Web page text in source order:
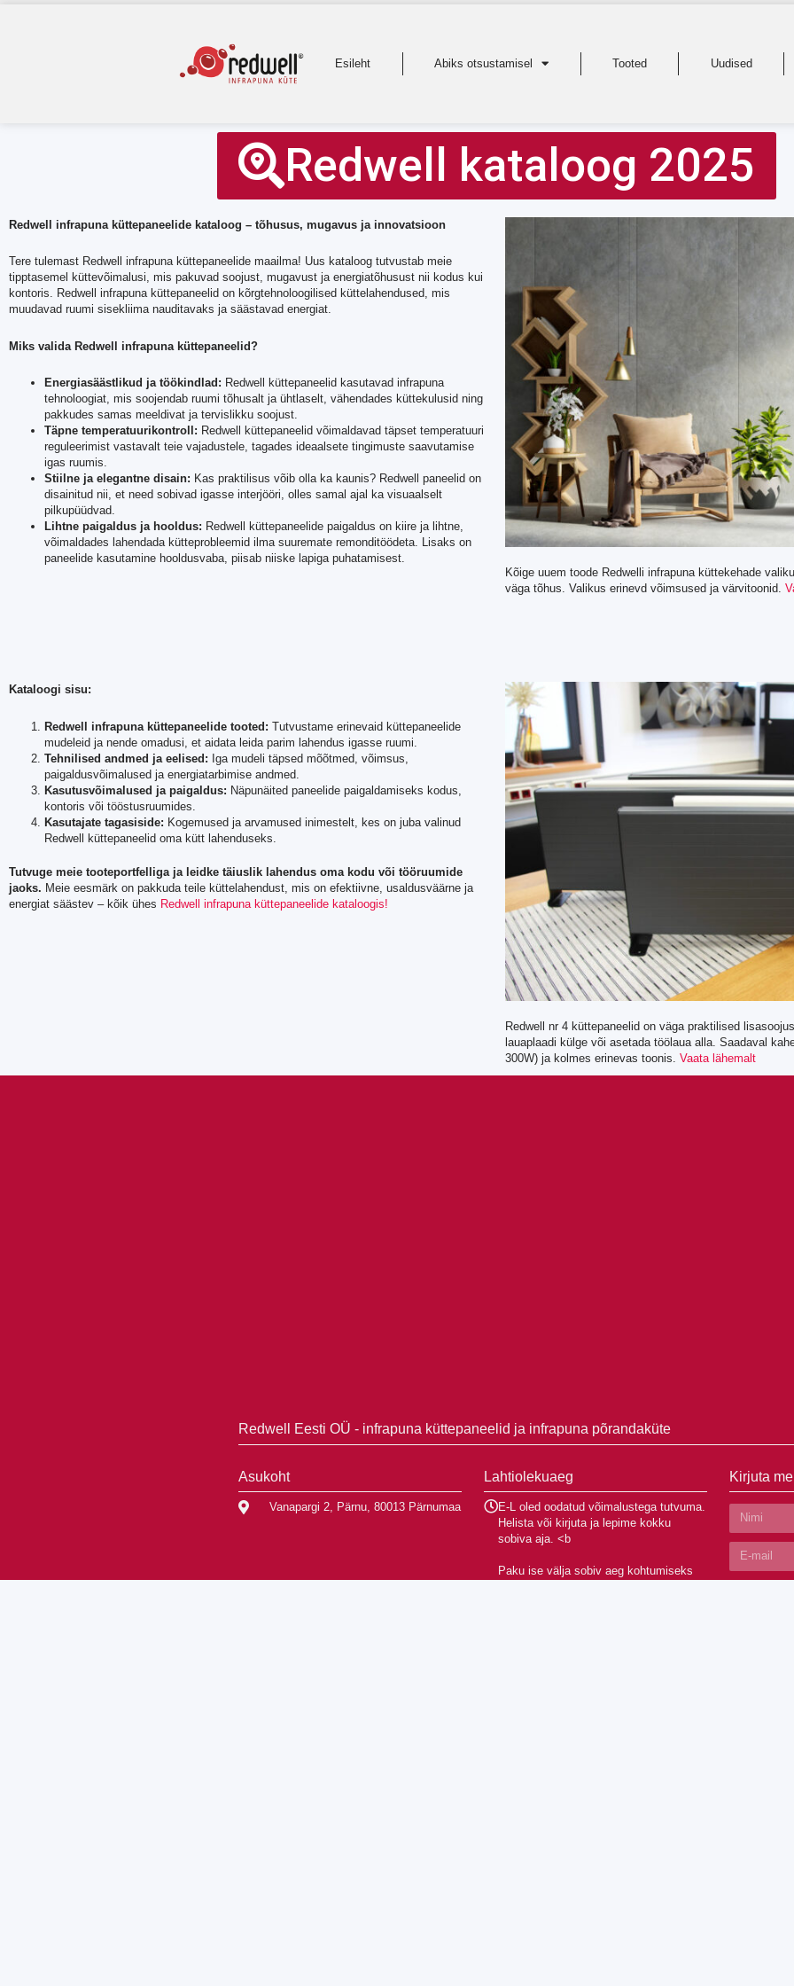
Esileht
Abiks otsustamisel Tooted Uudised
Redwell kataloog 2025
Redwell infrapuna küttepaneelide kataloog – tõhusus, mugavus ja innovatsioon
Tere tulemast Redwell infrapuna küttepaneelide maailma! Uus kataloog tutvustab meie
tipptasemel küttevõimalusi, mis pakuvad soojust, mugavust ja energiatõhusust nii kodus kui
kontoris. Redwell infrapuna küttepaneelid on kõrgtehnoloogilised küttelahendused, mis
muudavad ruumi sisekliima nauditavaks ja säästavad energiat.
Miks valida Redwell infrapuna küttepaneelid?
Energiasäästlikud ja töökindlad: Redwell küttepaneelid kasutavad infrapuna
tehnoloogiat, mis soojendab ruumi tõhusalt ja ühtlaselt, vähendades küttekulusid ning
pakkudes samas meeldivat ja tervislikku soojust.
Täpne temperatuurikontroll: Redwell küttepaneelid võimaldavad täpset temperatuuri
reguleerimist vastavalt teie vajadustele, tagades ideaalsete tingimuste saavutamise
igas ruumis.
Stiilne ja elegantne disain: Kas praktilisus võib olla ka kaunis? Redwell paneelid on
disainitud nii, et need sobivad igasse interjööri, olles samal ajal ka visuaalselt
pilkupüüdvad.
Lihtne paigaldus ja hooldus: Redwell küttepaneelide paigaldus on kiire ja lihtne,
võimaldades lahendada kütteprobleemid ilma suuremate remonditöödeta. Lisaks on
paneelide kasutamine hooldusvaba, piisab niiske lapiga puhatamisest.
Kõige uuem toode Redwelli infrapuna küttekehade
väga tõhus. Valikus erinevd võimsused ja värvitoonid.
Kataloogi sisu:
Redwell infrapuna küttepaneelide tooted: Tutvustame erinevaid küttepaneelide
mudeleid ja nende omadusi, et aidata leida parim lahendus igasse ruumi.
Tehnilised andmed ja eelised: Iga mudeli täpsed mõõtmed, võimsus,
paigaldusvõimalused ja energiatarbimise andmed.
Kasutusvõimalused ja paigaldus: Näpunäited paneelide paigaldamiseks kodus,
kontoris või tööstusruumides.
Kasutajate tagasiside: Kogemused ja arvamused inimestelt, kes on juba valinud
Redwell küttepaneelid oma kütt lahenduseks.
Tutvuge meie tooteportfelliga ja leidke täiuslik lahendus oma kodu või tööruumide
jaoks. Meie eesmärk on pakkuda teile küttelahendust, mis on efektiivne, usaldusväärne ja
energiat säästev – kõik ühes Redwell infrapuna küttepaneelide kataloogis!
Redwell nr 4 küttepaneelid on väga praktilised
lauaplaadi külge või asetada töölaua alla. Saadaval
300W) ja kolmes erinevas toonis. Vaata lähemalt
Redwell Eesti OÜ - infrapuna küttepaneelid ja infrapuna põrandaküte
Asukoht
Vanapargi 2, Pärnu, 80013 Pärnumaa
Lahtiolekuaeg
E-L oled oodatud võimalustega tutvuma.
Helista või kirjuta ja lepime kokku
sobiva aja. <b
Paku ise välja sobiv aeg kohtumiseks
Kirjuta